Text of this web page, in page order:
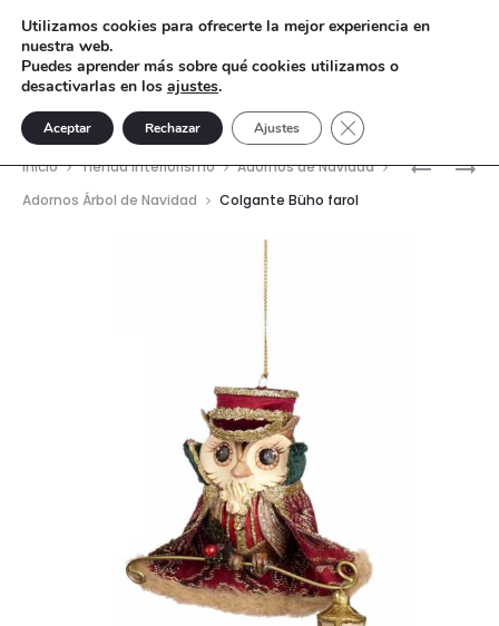
CORONA
Inicio Tienda interiorismo
Adornos de Navidad
Adornos Árbol de Navidad
Colgante Büho farol
Utilizamos cookies para ofrecerte la mejor experiencia en
nuestra web.
Puedes aprender más sobre qué cookies utilizamos o
desactivarlas en los ajustes.
Aceptar Rechazar Ajustes Cerrar el banner de